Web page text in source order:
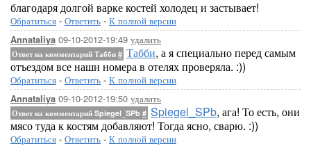
благодаря долгой варке костей холодец и застывает!
Обратиться - Ответить - К полной версии
Annataliya 09-10-2012-19:49 удалить
Ответ на комментарий Табби # Табби, а я специально перед самым
отъездом все наши номера в отелях проверяла. :))
Обратиться - Ответить - К полной версии
Annataliya 09-10-2012-19:50 удалить
Ответ на комментарий Spiegel_SPb # Spiegel_SPb, ага! То есть, они
мясо туда к костям добавляют! Тогда ясно, сварю. :))
Обратиться - Ответить - К полной версии